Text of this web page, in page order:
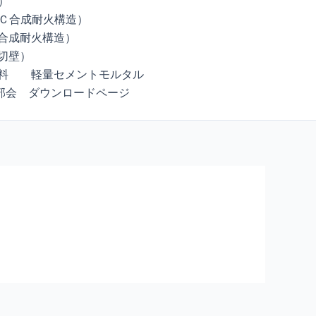
成耐火構造）
耐火構造）
）
軽量セメントモルタル
会 ダウンロードページ